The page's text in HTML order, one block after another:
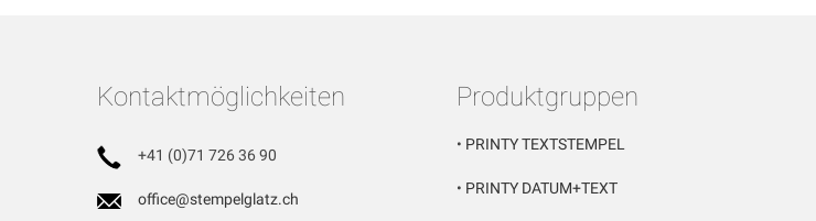
Kontaktmöglichkeiten
+41 (0)71 726 36 90
office@stempelglatz.ch
Produktgruppen
• PRINTY TEXTSTEMPEL
• PRINTY DATUM+TEXT